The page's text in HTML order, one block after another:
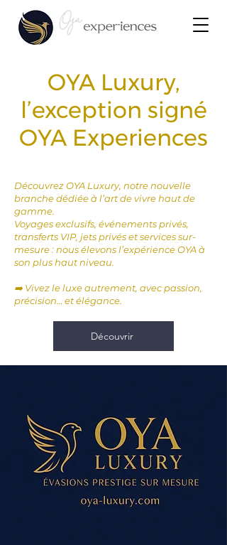
OYA Luxury,
l’exception signé
OYA Experiences
Découvrez OYA Luxury, notre nouvelle
branche dédiée à l’art de vivre haut de
gamme.
Voyages exclusifs, événements privés,
transferts VIP, jets privés et services sur-
mesure : nous élevons l’expérience OYA à
son plus haut niveau.
➡️ Vivez le luxe autrement, avec passion,
précision… et élégance.
Découvrir